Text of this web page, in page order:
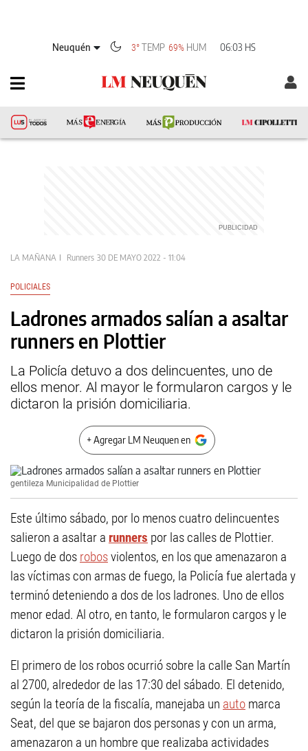
Neuquén 3°TEMP 69% HUM 06:03 HS
LA MAÑANA Runners 30 DE MAYO 2022 - 11:04
POLICIALES
Ladrones armados salían a asaltar
runners en Plottier
La Policía detuvo a dos delincuentes, uno de
ellos menor. Al mayor le formularon cargos y le
dictaron la prisión domiciliaria.
+ Agregar LM Neuquen en
gentileza Municipalidad de Plottier
Este último sábado, por lo menos cuatro delincuentes
salieron a asaltar a runners por las calles de Plottier.
Luego de dos robosviolentos, en los que amenazaron a
las víctimas con armas de fuego, la Policía fue alertada y
terminó deteniendo a dos de los ladrones. Uno de ellos
menor edad. Al otro, en tanto, le formularon cargos y le
dictaron la prisión domiciliaria.
El primero de los robos ocurrió sobre la calle San Martín
al 2700, alrededor de las 17:30 del sábado. El detenido,
según la teoría de la fiscalía, manejaba un auto marca
Seat, del que se bajaron dos personas y con un arma,
amenazaron a un hombre que realizaba actividades